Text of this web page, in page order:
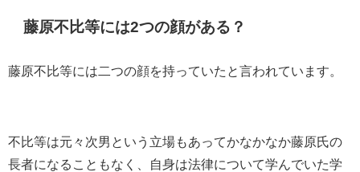
藤原不比等には2つの顔がある？
藤原不比等には二つの顔を持っていたと言われています。
不比等は元々次男という立場もあってかなかなか藤原氏の
長者になることもなく、自身は法律について学んでいた学